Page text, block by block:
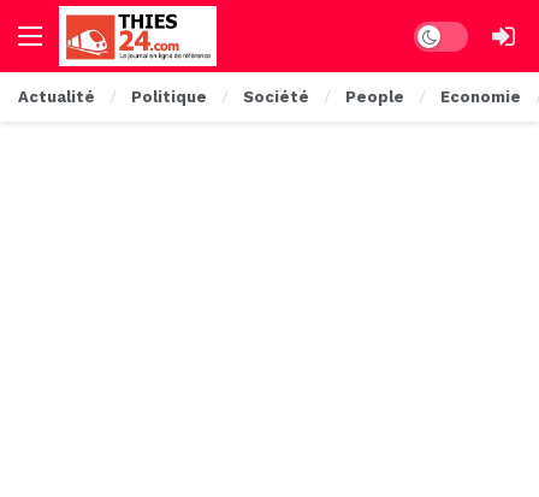
Dark mode
Actualité Politique Société People Economie